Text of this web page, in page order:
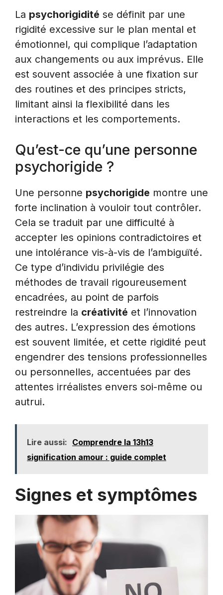
La psychorigidité se définit par une
rigidité excessive sur le plan mental et
émotionnel, qui complique l’adaptation
aux changements ou aux imprévus. Elle
est souvent associée à une fixation sur
des routines et des principes stricts,
limitant ainsi la flexibilité dans les
interactions et les comportements.
Qu’est-ce qu’une personne
psychorigide ?
Une personne psychorigide montre une
forte inclination à vouloir tout contrôler.
Cela se traduit par une difficulté à
accepter les opinions contradictoires et
une intolérance vis-à-vis de l’ambiguïté.
Ce type d’individu privilégie des
méthodes de travail rigoureusement
encadrées, au point de parfois
restreindre la créativité et l’innovation
des autres. L’expression des émotions
est souvent limitée, et cette rigidité peut
engendrer des tensions professionnelles
ou personnelles, accentuées par des
attentes irréalistes envers soi-même ou
autrui.
Lire aussi: Comprendre la 13h13
signification amour : guide complet
Signes et symptômes